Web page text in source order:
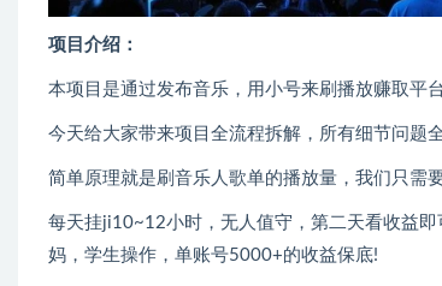
项目介绍：
本项目是通过发布音乐，用小号来刷播放赚取平
今天给大家带来项目全流程拆解，所有细节问题
简单原理就是刷音乐人歌单的播放量，我们只需
每天挂ji10~12小时，无人值守，第二天看收益
妈，学生操作，单账号5000+的收益保底!